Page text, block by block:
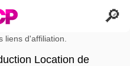
liens d'affiliation.
Location de